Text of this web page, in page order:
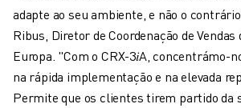
SOLDADURA POR ARCO
MONTAGEM
RETIFICAÇÃO CNC
FRESAGEM CNC
TORNOS CNC
adapte ao seu ambiente, e não o
Ribus, Diretor de Coordenação de Vendas
Europa. "Com o CRX-3𝑖A, concentrámo-
na rápida implementação e na elevada
Permite que os clientes tirem partido da